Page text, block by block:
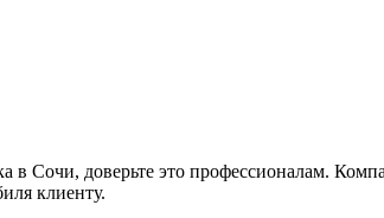
в Сочи, доверьте это профессионалам.
клиенту.